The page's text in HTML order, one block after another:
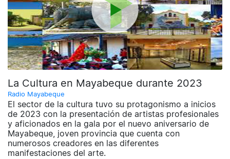
La Cultura en Mayabeque durante 2023
Radio Mayabeque
El sector de la cultura tuvo su protagonismo a inicios
de 2023 con la presentación de artistas profesionales
y aficionados en la gala por el nuevo aniversario de
Mayabeque, joven provincia que cuenta con
numerosos creadores en las diferentes
manifestaciones del arte.